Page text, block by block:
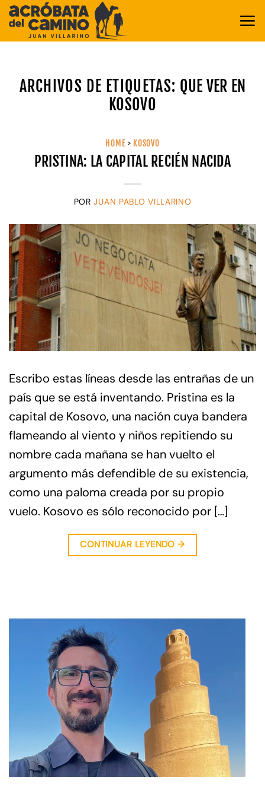
Saltar
contenido
ARCHIVOS DE ETIQUETAS: QUE VER EN
KOSOVO
HOME > KOSOVO
PRISTINA: LA CAPITAL RECIÉN NACIDA
PORJUAN PABLO VILLARINO
Escribo estas líneas desde las entrañas de un
país que se está inventando. Pristina es la
capital de Kosovo, una nación cuya bandera
flameando al viento y niños repitiendo su
nombre cada mañana se han vuelto el
argumento más defendible de su existencia,
como una paloma creada por su propio
vuelo. Kosovo es sólo reconocido por […]
CONTINUAR LEYENDO→